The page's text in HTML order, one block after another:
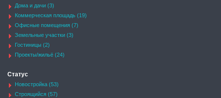
Дома и дачи (3)
Коммерческая площадь (19)
Офисные помещения (7)
Земельные участки (3)
Гостиницы (2)
Проекты/жильё (24)
Статус
Новостройка (53)
Строящийся (57)